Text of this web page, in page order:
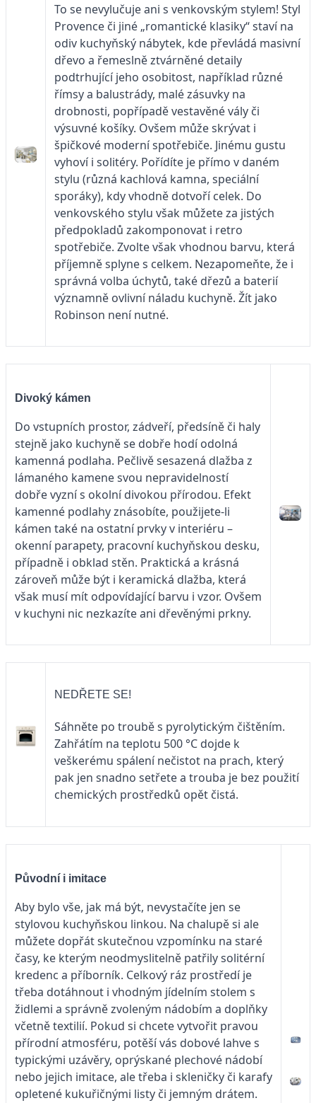
To se nevylučuje ani s venkovským stylem! Styl
Provence či jiné „romantické klasiky“ staví na
odiv kuchyňský nábytek, kde převládá masivní
dřevo a řemeslně ztvárněné detaily
podtrhující jeho osobitost, například různé
římsy a balustrády, malé zásuvky na
drobnosti, popřípadě vestavěné vály či
výsuvné košíky. Ovšem může skrývat i
špičkové moderní spotřebiče. Jinému gustu
vyhoví i solitéry. Pořídíte je přímo v daném
stylu (různá kachlová kamna, speciální
sporáky), kdy vhodně dotvoří celek. Do
venkovského stylu však můžete za jistých
předpokladů zakomponovat i retro
spotřebiče. Zvolte však vhodnou barvu, která
příjemně splyne s celkem. Nezapomeňte, že i
správná volba úchytů, také dřezů a baterií
významně ovlivní náladu kuchyně. Žít jako
Robinson není nutné.
Divoký kámen
Do vstupních prostor, zádveří, předsíně či haly
stejně jako kuchyně se dobře hodí odolná
kamenná podlaha. Pečlivě sesazená dlažba z
lámaného kamene svou nepravidelností
dobře vyzní s okolní divokou přírodou. Efekt
kamenné podlahy znásobíte, použijete-li
kámen také na ostatní prvky v interiéru –
okenní parapety, pracovní kuchyňskou desku,
případně i obklad stěn. Praktická a krásná
zároveň může být i keramická dlažba, která
však musí mít odpovídající barvu i vzor. Ovšem
v kuchyni nic nezkazíte ani dřevěnými prkny.
NEDŘETE SE!
Sáhněte po troubě s pyrolytickým čištěním.
Zahřátím na teplotu 500 °C dojde k
veškerému spálení nečistot na prach, který
pak jen snadno setřete a trouba je bez použití
chemických prostředků opět čistá.
Původní i imitace
Aby bylo vše, jak má být, nevystačíte jen se
stylovou kuchyňskou linkou. Na chalupě si ale
můžete dopřát skutečnou vzpomínku na staré
časy, ke kterým neodmyslitelně patřily solitérní
kredenc a příborník. Celkový ráz prostředí je
třeba dotáhnout i vhodným jídelním stolem s
židlemi a správně zvoleným nádobím a doplňky
včetně textilií. Pokud si chcete vytvořit pravou
přírodní atmosféru, potěší vás dobové lahve s
typickými uzávěry, oprýskané plechové nádobí
nebo jejich imitace, ale třeba i skleničky či karafy
opletené kukuřičnými listy či jemným drátem.